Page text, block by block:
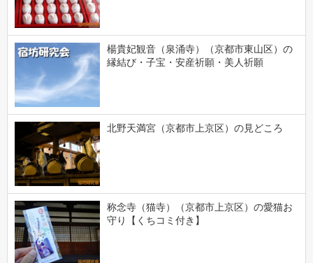
楊貴妃観音（泉涌寺）（京都市東山区）の
縁結び・子宝・安産祈願・美人祈願
北野天満宮（京都市上京区）の見どころ
称念寺（猫寺）（京都市上京区）の愛猫お
守り【くちコミ付き】